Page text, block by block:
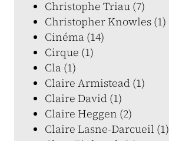
Christophe Triau (7)
Christopher Knowles (1)
Cinéma (14)
Cirque (1)
Cla (1)
Claire Armistead (1)
Claire David (1)
Claire Heggen (2)
Claire Lasne-Darcueil (1)